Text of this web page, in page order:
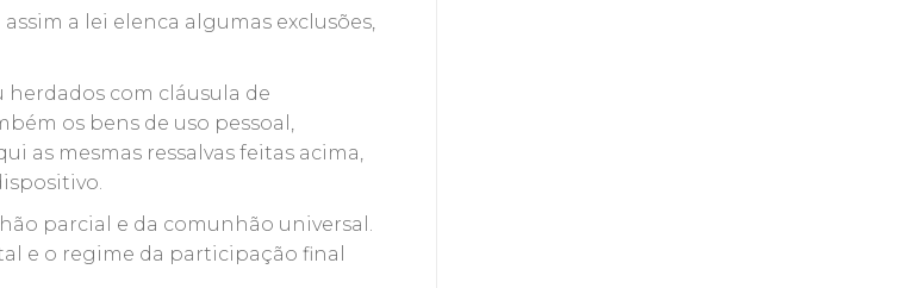
a lei elenca algumas exclusões,
herdados com cláusula de
os bens de uso pessoal,
as mesmas ressalvas feitas acima,
parcial e da comunhão universal.
e o regime da participação final